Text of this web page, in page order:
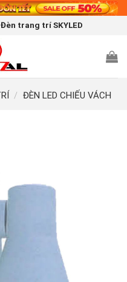
trang trí SKYLED
/ ĐÈN LED CHIẾU VÁCH